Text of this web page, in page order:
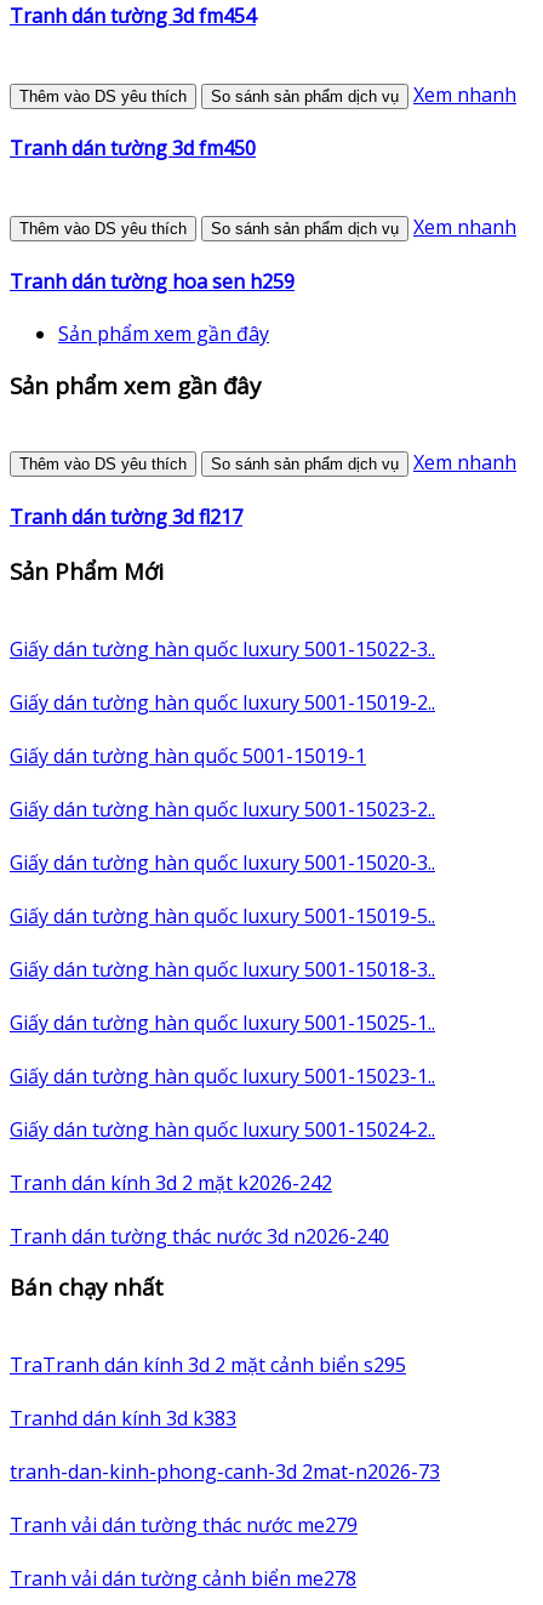
Tranh dán tường 3d fm454
Thêm vào DS yêu thích So sánh sản phẩm dịch vụ Xem nhanh
Tranh dán tường 3d fm450
Thêm vào DS yêu thích So sánh sản phẩm dịch vụ Xem nhanh
Tranh dán tường hoa sen h259
Sản phẩm xem gần đây
Sản phẩm xem gần đây
Thêm vào DS yêu thích So sánh sản phẩm dịch vụ Xem nhanh
Tranh dán tường 3d fl217
Sản Phẩm Mới
Giấy dán tường hàn quốc luxury 5001-15022-3..
Giấy dán tường hàn quốc luxury 5001-15019-2..
Giấy dán tường hàn quốc 5001-15019-1
Giấy dán tường hàn quốc luxury 5001-15023-2..
Giấy dán tường hàn quốc luxury 5001-15020-3..
Giấy dán tường hàn quốc luxury 5001-15019-5..
Giấy dán tường hàn quốc luxury 5001-15018-3..
Giấy dán tường hàn quốc luxury 5001-15025-1..
Giấy dán tường hàn quốc luxury 5001-15023-1..
Giấy dán tường hàn quốc luxury 5001-15024-2..
Tranh dán kính 3d 2 mặt k2026-242
Tranh dán tường thác nước 3d n2026-240
Bán chạy nhất
TraTranh dán kính 3d 2 mặt cảnh biển s295
Tranhd dán kính 3d k383
tranh-dan-kinh-phong-canh-3d 2mat-n2026-73
Tranh vải dán tường thác nước me279
Tranh vải dán tường cảnh biển me278